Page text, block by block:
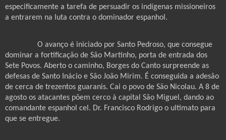
especificamente a tarefa de persuadir os indígenas missioneiros
a entrarem na luta contra o dominador espanhol.
O avanço é iniciado por Santo Pedroso, que consegue
dominar a fortificação de São Martinho, porta de entrada dos
Sete Povos. Aberto o caminho, Borges do Canto surpreende as
defesas de Santo Inácio e São João Mirim. É conseguida a adesão
de cerca de trezentos guaranis. Cai o povo de São Nicolau. A 8 de
agosto os atacantes põem cerco à capital São Miguel, dando ao
comandante espanhol cel. Dr. Francisco Rodrigo o ultimato para
que se entregue.